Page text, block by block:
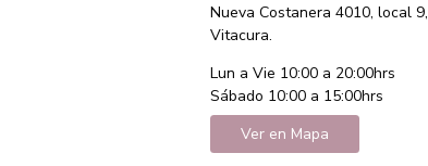
Nueva Costanera 4010, local 9,
Vitacura.
Lun a Vie 10:00 a 20:00hrs
Sábado 10:00 a 15:00hrs
Ver en Mapa